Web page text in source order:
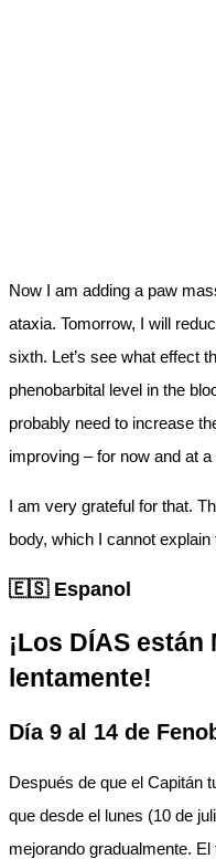
Now I am adding a paw
ataxia. Tomorrow, I will
sixth. Let’s see what effect
phenobarbital level in the
probably need to increase
improving – for now and at a
I am very grateful for that.
body, which I cannot
🇪🇸 Espanol
¡Los DÍAS están
lentamente!
Día 9 al 14 de
Después de que el Capitán
que desde el lunes (10 de
mejorando gradualmente.